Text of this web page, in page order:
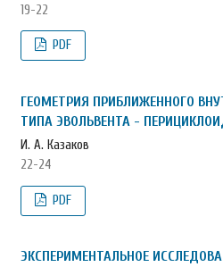
19-22
PDF
ГЕОМЕТРИЯ ПРИБЛИЖЕННОГО
ТИПА ЭВОЛЬВЕНТА -
И. А. Казаков
22-24
PDF
ЭКСПЕРИМЕНТАЛЬНОЕ